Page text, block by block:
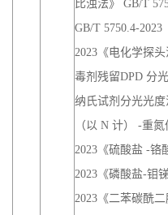
比浊法》 GB/T
GB/T 5750.4-
2023《电化学探
毒剂残留DPD 分
纳氏试剂分光光度
（以 N 计） -重
2023《硫酸盐 -铬
2023《磷酸盐-钼
2023《二苯碳酰